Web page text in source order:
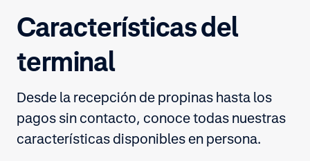
Características del
terminal
Desde la recepción de propinas hasta los
pagos sin contacto, conoce todas nuestras
características disponibles en persona.